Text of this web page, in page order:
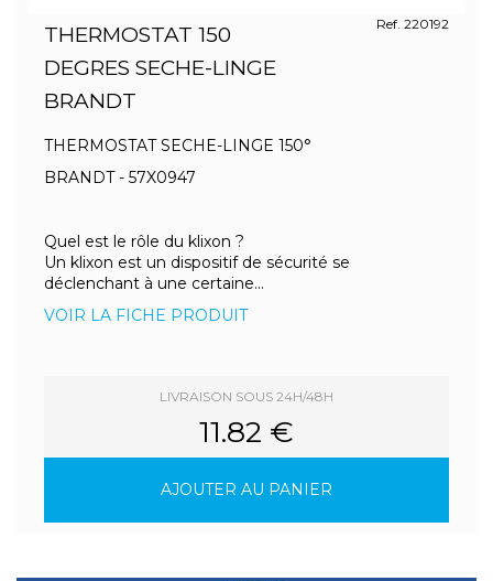
THERMOSTAT 150
DEGRES SECHE-LINGE
BRANDT
Ref. 220192
THERMOSTAT SECHE-LINGE 150°
BRANDT - 57X0947
Quel est le rôle du klixon ?
Un klixon est un dispositif de sécurité se
déclenchant à une certaine...
VOIR LA FICHE PRODUIT
LIVRAISON SOUS 24H/48H
11.82 €
AJOUTER AU PANIER